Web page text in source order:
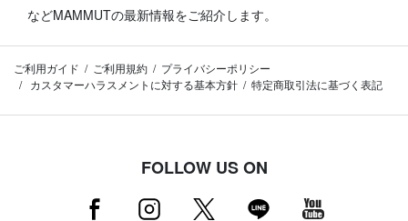
などMAMMUTの最新情報をご紹介します。
ご利用ガイド ご利用規約
プライバシーポリシー
カスタマーハラスメントに対する基本方針
特定商取引法に基づく表記
FOLLOW US ON